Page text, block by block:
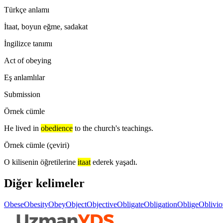
Türkçe anlamı
İtaat, boyun eğme, sadakat
İngilizce tanımı
Act of obeying
Eş anlamlılar
Submission
Örnek cümle
He lived in obedience to the church's teachings.
Örnek cümle (çeviri)
O kilisenin öğretilerine itaat ederek yaşadı.
Diğer kelimeler
ObeseObesityObeyObjectObjectiveObligateObligationOblige